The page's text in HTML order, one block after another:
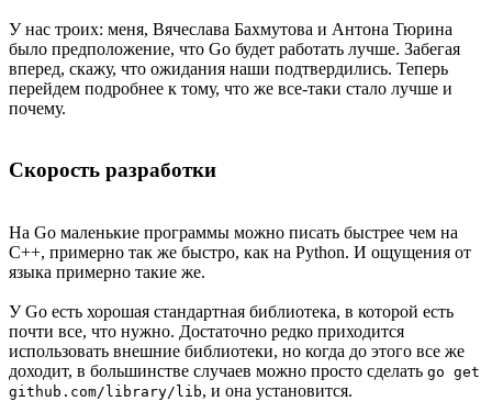
У нас троих: меня, Вячеслава Бахмутова и Антона Тюрина
было предположение, что Go будет работать лучше. Забегая
вперед, скажу, что ожидания наши подтвердились. Теперь
перейдем подробнее к тому, что же все-таки стало лучше и
почему.
Скорость разработки
На Go маленькие программы можно писать быстрее чем на
C++, примерно так же быстро, как на Python. И ощущения от
языка примерно такие же.
У Go есть хорошая стандартная библиотека, в которой есть
почти все, что нужно. Достаточно редко приходится
использовать внешние библиотеки, но когда до этого все же
доходит, в большинстве случаев можно просто сделать go get
github.com/library/lib, и она установится.